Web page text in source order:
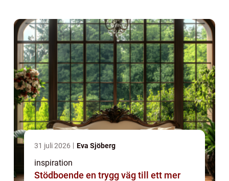
testmetoder och dokumentatio...
31 juli 2026 Eva Sjöberg
inspiration
Stödboende en trygg väg till ett mer